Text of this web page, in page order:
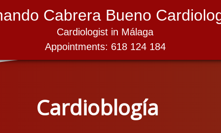
Cabrera Bueno
Cardiologist in Málaga
Appointments: 618 124 184
Cardioblogía